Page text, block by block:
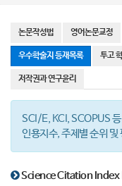
논문작성법 영어논문교정
우수학술지 등재목록 투고
저작권과 연구윤리
SCI/E, KCI, SCOPUS
인용지수, 주제별 순위
Science Citation Index